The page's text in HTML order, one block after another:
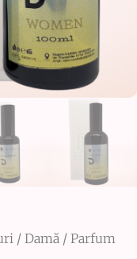
/ Damă / Parfum